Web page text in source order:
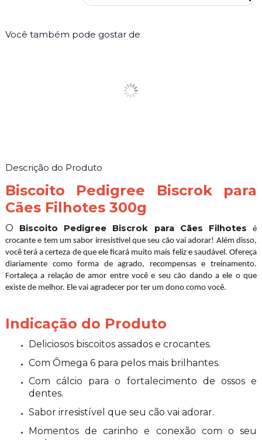
Você também pode gostar de
Descrição do Produto
Biscoito Pedigree Biscrok para
Cães Filhotes 300g
O Biscoito Pedigree Biscrok para Cães Filhotesé
crocante e tem um sabor irresistível que seu cão vai adorar! Além disso,
você terá a certeza de que ele ficará muito mais feliz e saudável. Ofereça
diariamente como forma de agrado, recompensas e treinamento.
Fortaleça a relação de amor entre você e seu cão dando a ele o que
existe de melhor. Ele vai agradecer por ter um dono como você.
Indicação do Produto
Deliciosos biscoitos assados e crocantes.
Com Ômega 6 para pelos mais brilhantes.
Com cálcio para o fortalecimento de ossos e
dentes.
Sabor irresistível que seu cão vai adorar.
Momentos de carinho e conexão com o seu